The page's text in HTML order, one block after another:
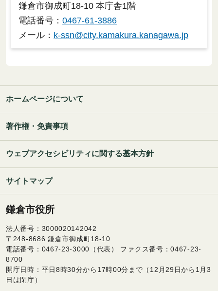
鎌倉市御成町18-10 本庁舎1階
電話番号： 0467-61-3886
メール： k-ssn@city.kamakura.kanagawa.jp
ホームページについて
著作権・免責事項
ウェブアクセシビリティに関する基本方針
サイトマップ
鎌倉市役所
法人番号：3000020142042
〒248-8686 鎌倉市御成町18-10
電話番号：0467-23-3000（代表） ファクス番号：0467-23-
8700
開庁日時：平日8時30分から17時00分まで（12月29日から1月3
日は閉庁）